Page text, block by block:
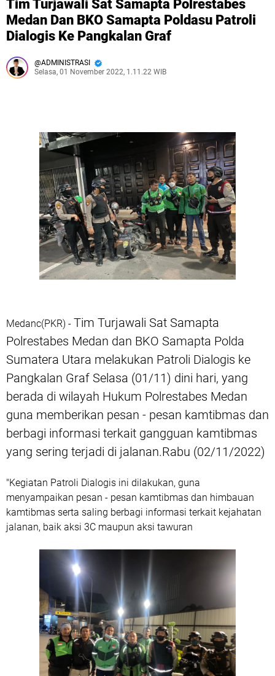
Tim Turjawali Sat Samapta Polrestabes
Medan Dan BKO Samapta Poldasu Patroli
Dialogis Ke Pangkalan Graf
ADMINISTRASI
Selasa, 01 November 2022, 1.11.22 WIB
Medanc(PKR) - Tim Turjawali Sat Samapta
Polrestabes Medan dan BKO Samapta Polda
Sumatera Utara melakukan Patroli Dialogis ke
Pangkalan Graf Selasa (01/11) dini hari, yang
berada di wilayah Hukum Polrestabes Medan
guna memberikan pesan - pesan kamtibmas dan
berbagi informasi terkait gangguan kamtibmas
yang sering terjadi di jalanan.Rabu (02/11/2022)
"Kegiatan Patroli Dialogis ini dilakukan, guna
menyampaikan pesan - pesan kamtibmas dan himbauan
kamtibmas serta saling berbagi informasi terkait kejahatan
jalanan, baik aksi 3C maupun aksi tawuran